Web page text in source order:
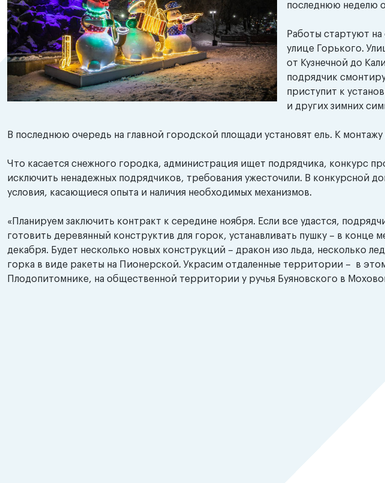
последнюю неделю
Работы стартуют на
улице Горького.
от Кузнечной до
подрядчик
приступит к
и других зимних
В последнюю очередь на главной городской площади установят ель. К
Что касается снежного городка, администрация ищет подрядчика, конкурс
исключить ненадежных подрядчиков, требования ужесточили. В конкурсной
условия, касающиеся опыта и наличия необходимых механизмов.
«Планируем заключить контракт к середине ноября. Если все удастся,
готовить деревянный конструктив для горок, устанавливать пушку – в конце
декабря. Будет несколько новых конструкций – дракон изо льда, несколько
горка в виде ракеты на Пионерской. Украсим отдаленные территории – в
Плодопитомнике, на общественной территории у ручья Буяновского в